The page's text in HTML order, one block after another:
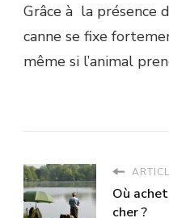
Grâce à la présence
canne se fixe
même si l’animal
Où
cher ?